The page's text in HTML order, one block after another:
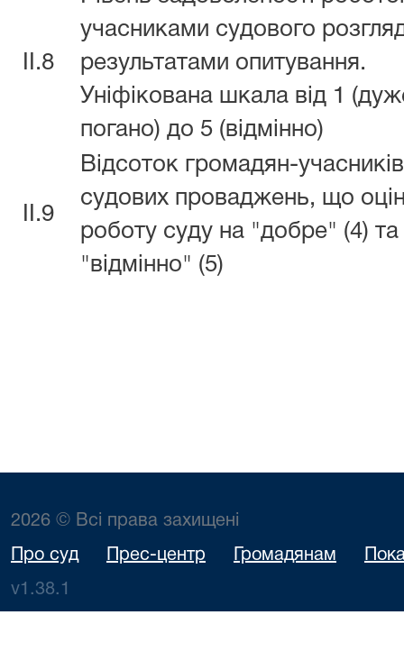
II.8
учасниками судового
результатами опитування.
Уніфікована шкала від 1
погано) до 5 (відмінно)
II.9
Відсоток громадян-учасників
судових проваджень, що
роботу суду на "добре" (4) та
"відмінно" (5)
2026 © Всі права захищені
Про суд Прес-центр Громадянам
v1.38.1